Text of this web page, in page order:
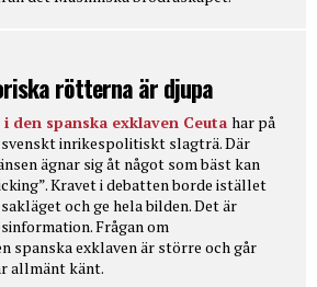
rötterna är djupa
den spanska exklaven Ceuta har på
inrikespolitiskt slagträ. Där
ägnar sig åt något som bäst kan
Kravet i debatten borde istället
och ge hela bilden. Det är
Frågan om
spanska exklaven är större och går
allmänt känt.